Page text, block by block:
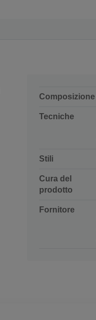
Composizione
Tecniche
Stili
Cura del
prodotto
Fornitore